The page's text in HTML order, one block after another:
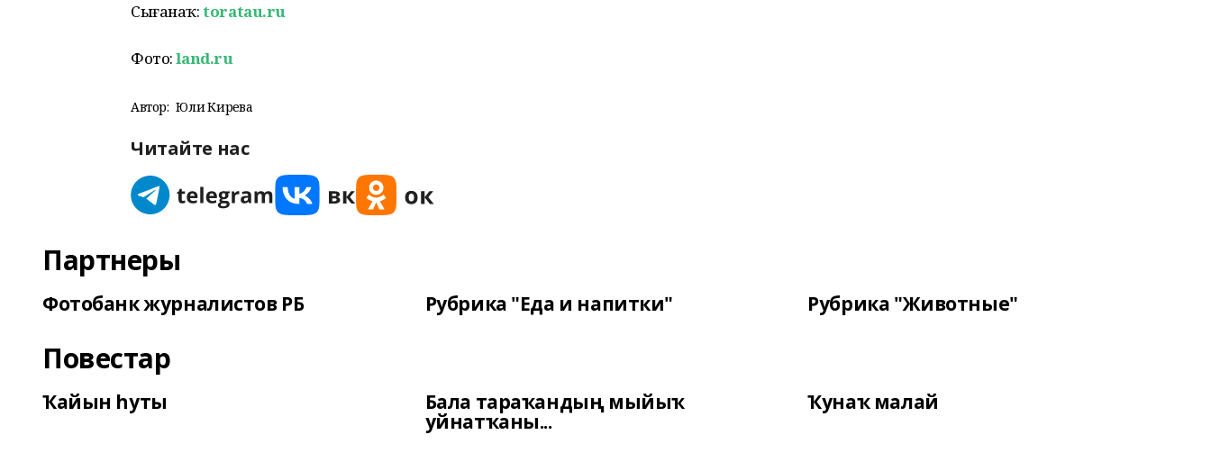
Сығанаҡ:toratau.ru
Фото:land.ru
Автор: Юлиә Кирәева
Читайте нас
Партнеры
Фотобанк журналистов РБ Рубрика "Еда и напитки" Рубрика "Животные"
Повестар
Ҡайын һуты Бала тараҡандың мыйыҡ
уйнатҡаны...
Ҡунаҡ малай